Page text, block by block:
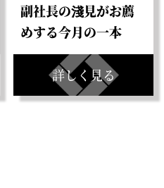
副社長の淺見がお薦
めする今月の一本
詳しく見る